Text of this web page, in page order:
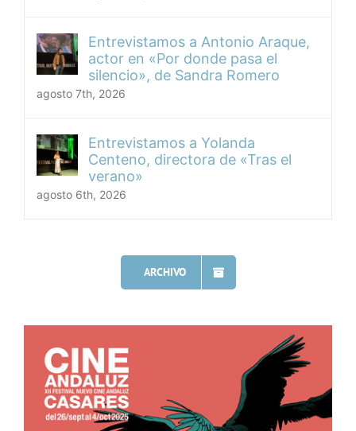
Entrevistamos a Antonio Araque,
actor en «Por donde pasa el
silencio», de Sandra Romero
agosto 7th, 2026
Entrevistamos a Yolanda
Centeno, directora de «Tras el
verano»
agosto 6th, 2026
ARCHIVO